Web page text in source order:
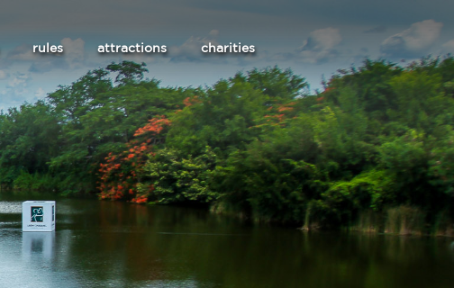
rules attractions charities